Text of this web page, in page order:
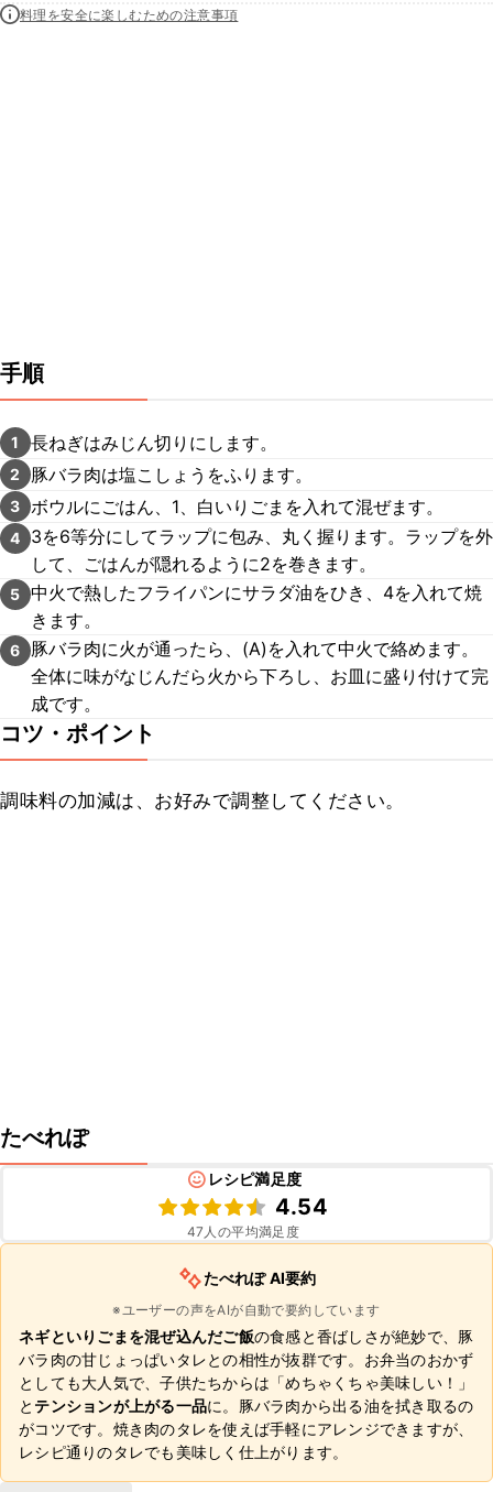
料理を安全に楽しむための注意事項
手順
1 長ねぎはみじん切りにします。
2 豚バラ肉は塩こしょうをふります。
3 ボウルにごはん、1、白いりごまを入れて混ぜます。
4
3を6等分にしてラップに包み、丸く握ります。ラップを外
して、ごはんが隠れるように2を巻きます。
5 中火で熱したフライパンにサラダ油をひき、4を入れて焼
きます。
6
豚バラ肉に火が通ったら、(A)を入れて中火で絡めます。
全体に味がなじんだら火から下ろし、お皿に盛り付けて完
成です。
コツ・ポイント
調味料の加減は、お好みで調整してください。
たべれぽ
レシピ満足度
4.54
47 人の平均満足度
たべれぽ AI要約
※ユーザーの声をAIが自動で要約しています
ネギといりごまを混ぜ込んだご飯の食感と香ばしさが絶妙で、豚
バラ肉の甘じょっぱいタレとの相性が抜群です。お弁当のおかず
としても大人気で、子供たちからは「めちゃくちゃ美味しい！」
と テンションが上がる一品に。豚バラ肉から出る油を拭き取るの
がコツです。焼き肉のタレを使えば手軽にアレンジできますが、
レシピ通りのタレでも美味しく仕上がります。